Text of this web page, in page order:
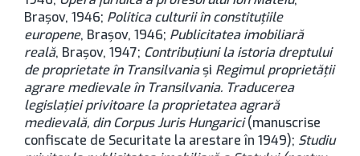
Brașov, 1946; Politica culturii în constituțiile
europene, Brașov, 1946; Publicitatea imobiliară
reală, Brașov, 1947; Contribuțiuni la istoria dreptului
de proprietate în Transilvaniași Regimul proprietății
agrare medievale în Transilvania. Traducerea
legislației privitoare la proprietatea agrară
medievală, din Corpus Juris Hungarici(manuscrise
confiscate de Securitate la arestare în 1949); Studiu